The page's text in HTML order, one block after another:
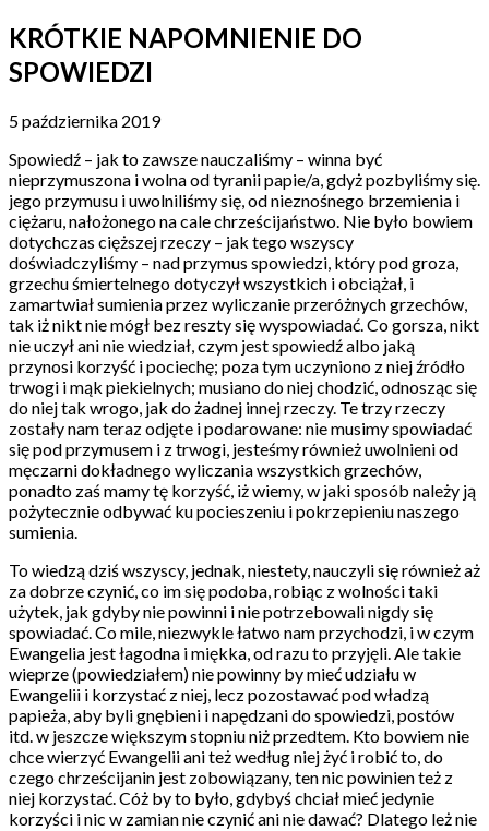
KRÓTKIE NAPOMNIENIE DO
SPOWIEDZI
5 października 2019
Spowiedź – jak to zawsze nauczaliśmy – winna być
nieprzymuszona i wolna od tyranii papie/a, gdyż pozbyliśmy się.
jego przymusu i uwolniliśmy się, od nieznośnego brzemienia i
ciężaru, nałożonego na cale chrześcijaństwo. Nie było bowiem
dotychczas cięższej rzeczy – jak tego wszyscy
doświadczyliśmy – nad przymus spowiedzi, który pod groza,
grzechu śmiertelnego dotyczył wszystkich i obciążał, i
zamartwiał sumienia przez wyliczanie przeróżnych grzechów,
tak iż nikt nie mógł bez reszty się wyspowiadać. Co gorsza, nikt
nie uczył ani nie wiedział, czym jest spowiedź albo jaką
przynosi korzyść i pociechę; poza tym uczyniono z niej źródło
trwogi i mąk piekielnych; musiano do niej chodzić, odnosząc się
do niej tak wrogo, jak do żadnej innej rzeczy. Te trzy rzeczy
zostały nam teraz odjęte i podarowane: nie musimy spowiadać
się pod przymusem i z trwogi, jesteśmy również uwolnieni od
męczarni dokładnego wyliczania wszystkich grzechów,
ponadto zaś mamy tę korzyść, iż wiemy, w jaki sposób należy ją
pożytecznie odbywać ku pocieszeniu i pokrzepieniu naszego
sumienia.
To wiedzą dziś wszyscy, jednak, niestety, nauczyli się również aż
za dobrze czynić, co im się podoba, robiąc z wolności taki
użytek, jak gdyby nie powinni i nie potrzebowali nigdy się
spowiadać. Co mile, niezwykle łatwo nam przychodzi, i w czym
Ewangelia jest łagodna i miękka, od razu to przyjęli. Ale takie
wieprze (powiedziałem) nie powinny by mieć udziału w
Ewangelii i korzystać z niej, lecz pozostawać pod władzą
papieża, aby byli gnębieni i napędzani do spowiedzi, postów
itd. w jeszcze większym stopniu niż przedtem. Kto bowiem nie
chce wierzyć Ewangelii ani też według niej żyć i robić to, do
czego chrześcijanin jest zobowiązany, ten nic powinien też z
niej korzystać. Cóż by to było, gdybyś chciał mieć jedynie
korzyści i nic w zamian nie czynić ani nie dawać? Dlatego leż nie